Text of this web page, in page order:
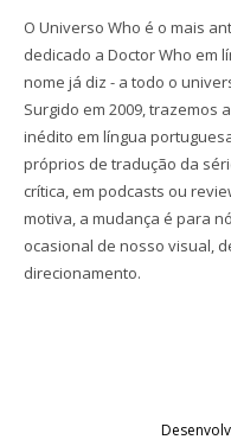
O Universo Who é o mais
dedicado a Doctor Who em
nome já diz - a todo o
Surgido em 2009, trazemos
inédito em língua
próprios de tradução da
crítica, em podcasts ou
motiva, a mudança é para
ocasional de nosso visual,
direcionamento.